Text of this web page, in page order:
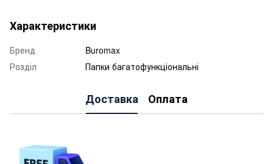
Характеристики
Бренд
Buromax
Розділ
Папки багатофункціональні
Доставка Оплата